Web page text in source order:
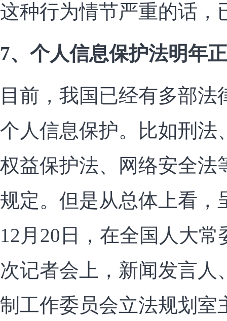
这种行为情节严重的话，
7、个人信息保护法明年
目前，我国已经有多部
个人信息保护。比如刑法
权益保护法、网络安全法
规定。但是从总体上看，
12月20日，在全国人大
次记者会上，新闻发言人
制工作委员会立法规划室